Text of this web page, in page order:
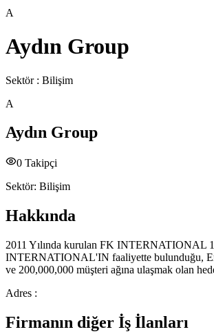
A
Aydın Group
Sektör : Bilişim
A
Aydın Group
0 Takipçi
Sektör: Bilişim
Hakkında
2011 Yılında kurulan FK INTERNATIONAL
INTERNATIONAL'IN faaliyette bulunduğu,
ve 200,000,000 müşteri ağına ulaşmak olan
Adres :
Firmanın diğer İş İlanları